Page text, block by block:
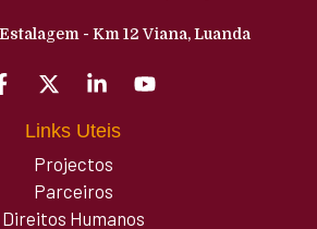
- Km 12 Viana, Luanda
Links Uteis
Projectos
Parceiros
Direitos Humanos